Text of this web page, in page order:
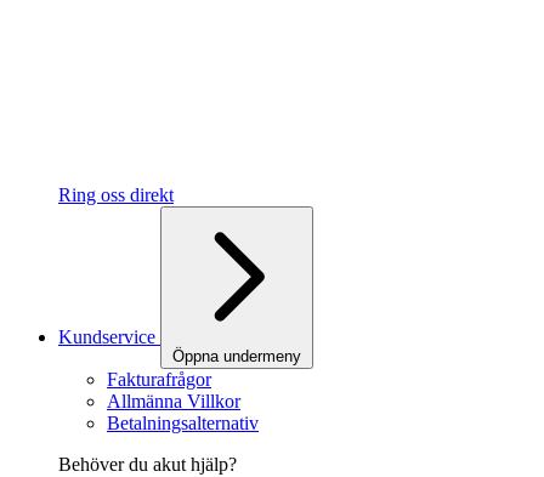
Ring oss direkt
Kundservice
Öppna undermeny
Fakturafrågor
Allmänna Villkor
Betalningsalternativ
Behöver du akut hjälp?